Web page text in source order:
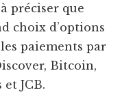
préciser que
choix d’options
paiements par
Bitcoin,
JCB.